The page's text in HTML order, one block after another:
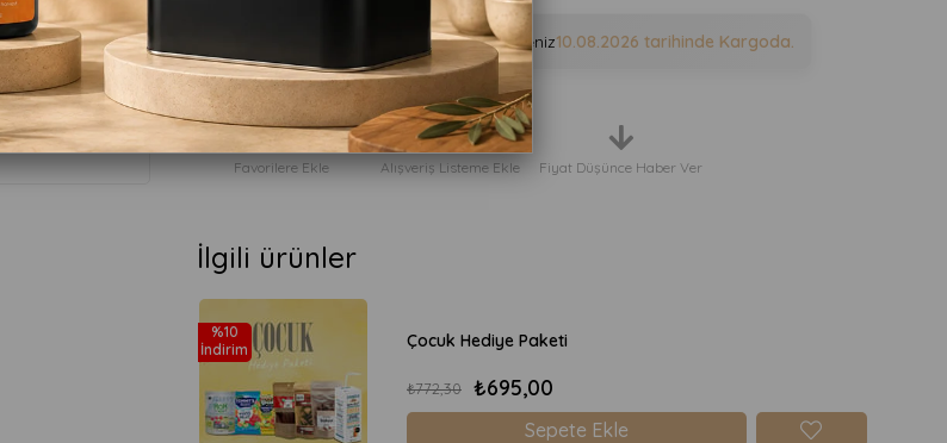
içerisinde sipariş verirseniz10.08.2026 tarihinde Kargoda.
Favorilere Ekle Alışveriş Listeme Ekle Fiyat Düşünce Haber Ver
İlgili ürünler
Çocuk Hediye Paketi
₺695,00
₺772,30
Sepete Ekle
%10
İndirim